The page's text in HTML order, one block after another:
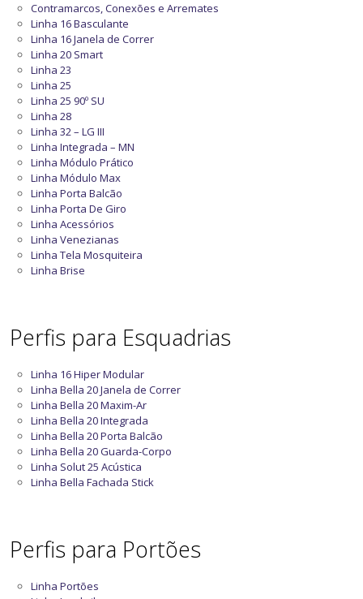
Contramarcos, Conexões e Arremates
Linha 16 Basculante
Linha 16 Janela de Correr
Linha 20 Smart
Linha 23
Linha 25
Linha 25 90º SU
Linha 28
Linha 32 – LG III
Linha Integrada – MN
Linha Módulo Prático
Linha Módulo Max
Linha Porta Balcão
Linha Porta De Giro
Linha Acessórios
Linha Venezianas
Linha Tela Mosquiteira
Linha Brise
Perfis para Esquadrias
Linha 16 Hiper Modular
Linha Bella 20 Janela de Correr
Linha Bella 20 Maxim-Ar
Linha Bella 20 Integrada
Linha Bella 20 Porta Balcão
Linha Bella 20 Guarda-Corpo
Linha Solut 25 Acústica
Linha Bella Fachada Stick
Perfis para Portões
Linha Portões